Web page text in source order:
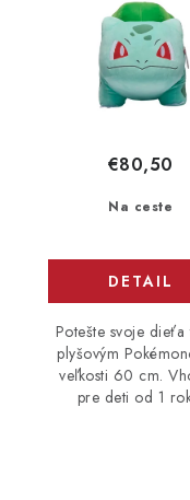
Na ceste
€80,50
DETAIL
Potešte svoje dieťa
plyšovým
veľkosti 60 cm.
pre deti od 1